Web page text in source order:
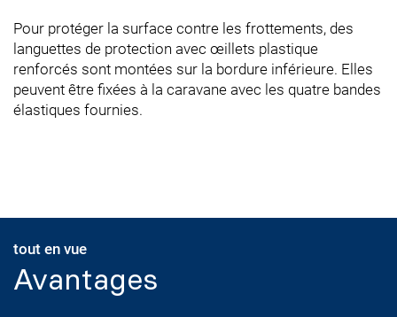
Pour protéger la surface contre les frottements, des
languettes de protection avec œillets plastique
renforcés sont montées sur la bordure inférieure. Elles
peuvent être fixées à la caravane avec les quatre bandes
élastiques fournies.
tout en vue
Avantages